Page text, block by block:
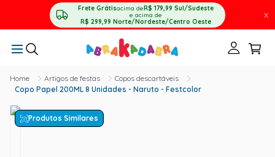
Frete Grátisacima deR$ 179,99 Sul/Sudeste
e acima de
R$ 299,99 Norte/Nordeste/Centro Oeste
X
Artigos de festas
Copos descartáveis
Copo Papel 200ML 8 Unidades - Naruto - Festcolor
Produtos Similares